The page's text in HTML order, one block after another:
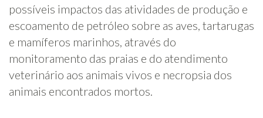
possíveis impactos das atividades de produção e
escoamento de petróleo sobre as aves, tartarugas
e mamíferos marinhos, através do
monitoramento das praias e do atendimento
veterinário aos animais vivos e necropsia dos
animais encontrados mortos.